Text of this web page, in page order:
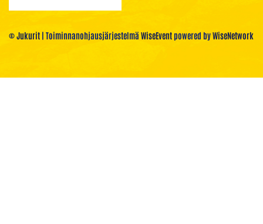
© Jukurit | Toiminnanohjausjärjestelmä WiseEventpowered byWiseNetwork